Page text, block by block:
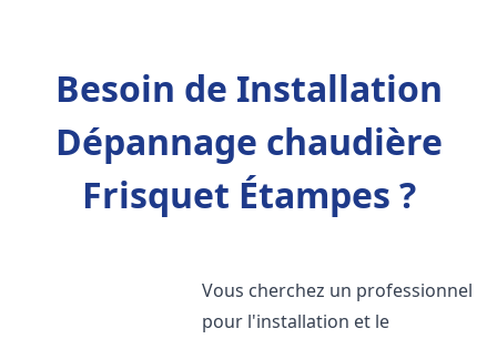
Besoin de Installation
Dépannage chaudière
Frisquet Étampes ?
Vous cherchez un professionnel
pour l'installation et le